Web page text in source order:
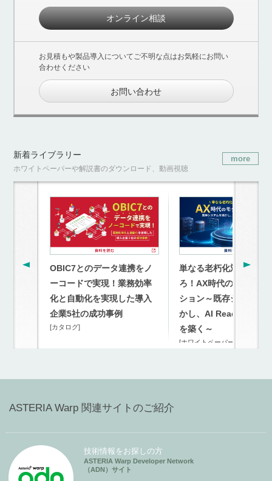
オンライン相談
お見積もや製品導入についてご不明な点はお気軽にお問い
合わせください
お問い合わせ
新着ライブラリー
ホワイトペーパーや解説書のダウンロード、動画視聴
more
OBIC7とのデータ連携をノ
ーコードで実現！業務効率
化と自動化を実現した導入
企業5社の成功事例
[カタログ]
単なる老朽化対策を超
ろ！AX時代のモダナイ
ション～既存システム
かし、AI Readyな連携
を築く～
[ホワイトペーパー]
ASTERIA Warp 関連サイトのご紹介
技術情報をお探しの方
ASTERIA Warp Developer Network
（ADN）サイト